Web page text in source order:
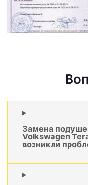
Замена
Volkswagen
возникли